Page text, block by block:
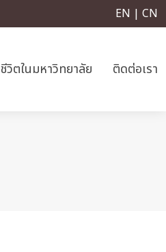
EN | CN
ชีวิตในมหาวิทยาลัย ติดต่อเรา